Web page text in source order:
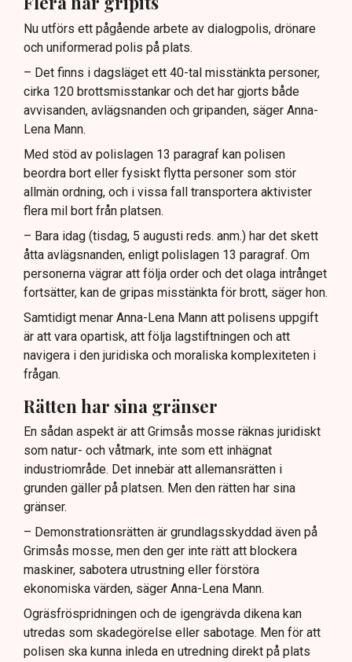
Nu utförs ett pågående arbete av dialogpolis, drönare
och uniformerad polis på plats.
– Det finns i dagsläget ett 40-tal misstänkta personer,
cirka 120 brottsmisstankar och det har gjorts både
avvisanden, avlägsnanden och gripanden, säger Anna-
Lena Mann.
Med stöd av polislagen 13 paragraf kan polisen
beordra bort eller fysiskt flytta personer som stör
allmän ordning, och i vissa fall transportera aktivister
flera mil bort från platsen.
– Bara idag (tisdag, 5 augusti reds. anm.) har det skett
åtta avlägsnanden, enligt polislagen 13 paragraf. Om
personerna vägrar att följa order och det olaga intrånget
fortsätter, kan de gripas misstänkta för brott, säger hon.
Samtidigt menar Anna-Lena Mann att polisens uppgift
är att vara opartisk, att följa lagstiftningen och att
navigera i den juridiska och moraliska komplexiteten i
frågan.
Rätten har sina gränser
En sådan aspekt är att Grimsås mosse räknas juridiskt
som natur- och våtmark, inte som ett inhägnat
industriområde. Det innebär att allemansrätten i
grunden gäller på platsen. Men den rätten har sina
gränser.
– Demonstrationsrätten är grundlagsskyddad även på
Grimsås mosse, men den ger inte rätt att blockera
maskiner, sabotera utrustning eller förstöra
ekonomiska värden, säger Anna-Lena Mann.
Ogräsfröspridningen och de igengrävda dikena kan
utredas som skadegörelse eller sabotage. Men för att
polisen ska kunna inleda en utredning direkt på plats